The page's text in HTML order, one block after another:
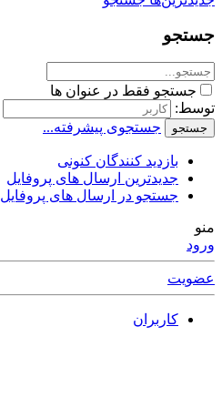
فقط در عنوان ها
جستجوی پیشرفته...
کنندگان کنونی
ارسال های پروفایل
در ارسال های پروفایل